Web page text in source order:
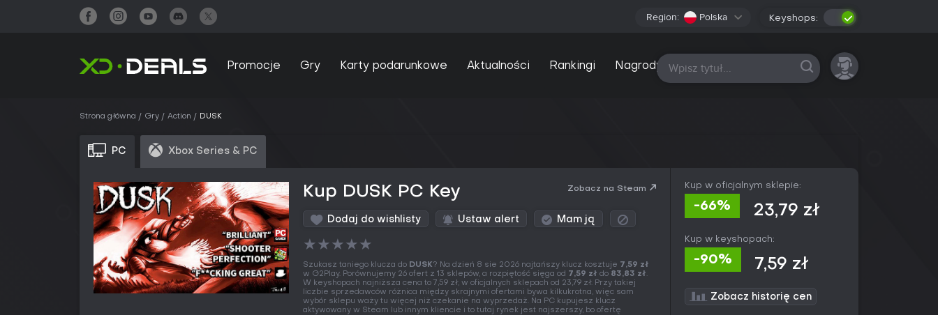
Region: Polska Keyshops:
Promocje Gry Karty podarunkowe Aktualności Rankingi Nagrody Wszystkie platformy
Strona główna Gry Action DUSK
PC Xbox Series & PC
Kup DUSK PC Key Zobacz na Steam
Dodaj do wishlisty Ustaw alert Mam ją
★★★★★
Szukasz taniego klucza do DUSK? Na dzień 8 sie 2026 najtańszy klucz kosztuje 7,59 zł
w G2Play. Porównujemy 26 ofert z 13 sklepów, a rozpiętość sięga od 7,59 zł do 83,83 zł.
W keyshopach najniższa cena to 7,59 zł, w oficjalnych sklepach od 23,79 zł. Przy takiej
liczbie sprzedawców różnica między skrajnymi ofertami bywa kilkukrotna, więc sam
wybór sklepu waży tu więcej niż czekanie na wyprzedaż. Na PC kupujesz klucz
aktywowany w Steam lub innym kliencie i to tutaj rynek jest najszerszy, bo ofertę
Kup w oficjalnym sklepie:
-66% 23,79 zł
Kup w keyshopach:
-90% 7,59 zł
Zobacz historię cen